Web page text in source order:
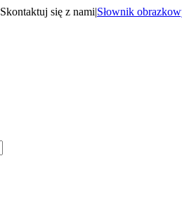
Skontaktuj się z nami|Słownik